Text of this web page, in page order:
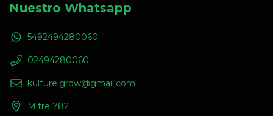
Nuestro Whatsapp
5492494280060
02494280060
kulture.grow@gmail.com
Mitre 782